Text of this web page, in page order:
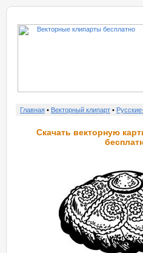
Главная • Векторный клипарт •
Скачать векторную